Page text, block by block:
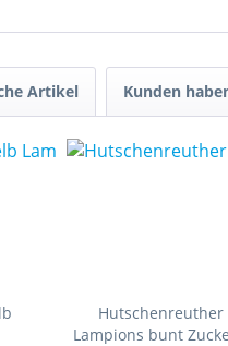
Artikel Kunden
Hutschenreuther
Lampions bunt